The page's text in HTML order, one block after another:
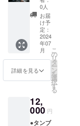
さい。
https://
minoru
seisaku
syo.jp/a
rchives
/472 当
日予約
まして
は、空
るお時
間に限
りお電
話で対
合わせ
フォー
ムから
ご連絡
くださ
い。 そ
ン発送
でご案
受付番
号をご
記入く
ます。
所要時
間 約30
制と
なって
おりま
で、ご
希望の
ました
ら問い
合わせ
しまし
た！ 5
月12日
までの
オープ
ン記念
価格と
させて
いただ
常の商
品では
券 通常
料金
9,300円
へら絞
り体験
の選択
コース
とな
り、2種
類の品
たいも
の一つ
選んで
作製い
0人
お届
け予
定：
2024
年07
月
詳細を見る
こ
の
リ
タ
ー
ン
を
選
択
す
る
12,
000 円
●タンブ